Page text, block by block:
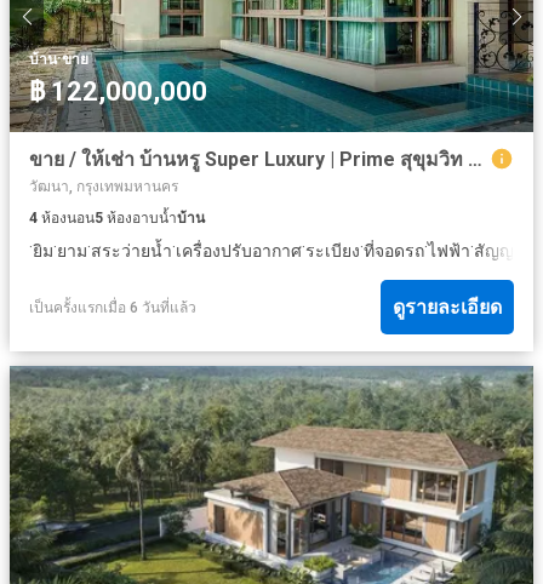
บ้าน·ขาย
฿ 122,000,000
ขาย / ให้เช่า บ้านหรู Super Luxury | Prime สุขุมวิท 67 | โครงการแสนสิริ บ้านเดี่ยว ใน compound HI-End แห่งเดียวในใจกลางสุขุมวิท บ้านหัวมุม Rare Item – ติดอุโมงค์ต้นไม้ อยู่กลางหมู่บ้าน ไม่ติดรั้วโครงการ ขนาดที่ดิน: 110 ตร.ว. | พื้นที่ใช้สอย: 490 ตร.ม.
วัฒนา, กรุงเทพมหานคร
4 ห้องนอน5 ห้องอาบน้ำบ้าน
·ยิม·ยาม·สระว่ายน้ำ·เครื่องปรับอากาศ·ระเบียง·ที่จอดรถ·ไฟฟ้า·สัญญาณ
เป็นครั้งแรกเมื่อ 6 วันที่แล้ว ดูรายละเอียด